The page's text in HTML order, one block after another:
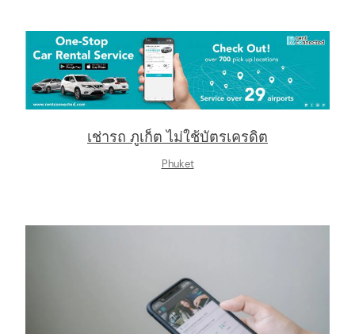
เช่ารถ ภูเก็ต ไม่ใช้บัตรเครดิต
Phuket